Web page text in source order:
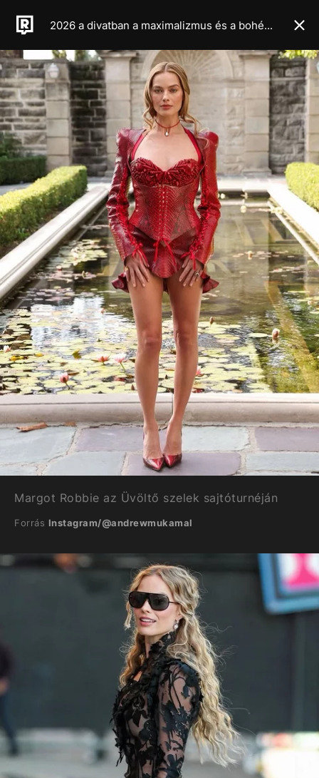
2026 a divatban a maximalizmus és a bohém élet éve lesz, legalábbis a legújabb haute couture kollekciók alapján
Margot Robbie az Üvöltő szelek sajtóturnéján
Forrás Instagram/@andrewmukamal